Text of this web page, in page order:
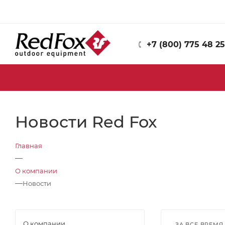
+7 (800) 775 48 25
Новости Red Fox
Главная
—
О компании
—Новости